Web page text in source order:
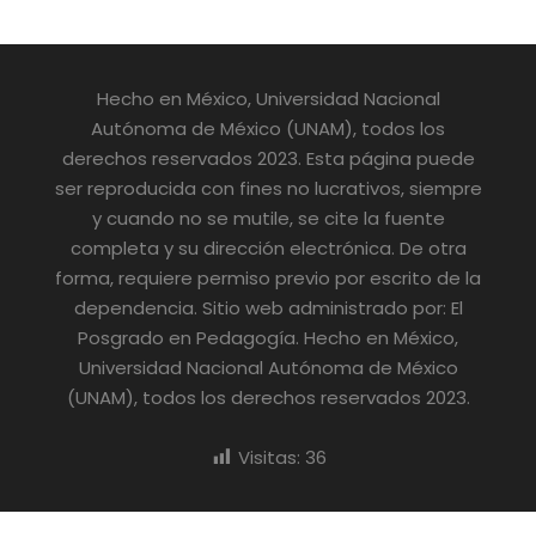
Hecho en México, Universidad Nacional
Autónoma de México (UNAM), todos los
derechos reservados 2023. Esta página puede
ser reproducida con fines no lucrativos, siempre
y cuando no se mutile, se cite la fuente
completa y su dirección electrónica. De otra
forma, requiere permiso previo por escrito de la
dependencia. Sitio web administrado por: El
Posgrado en Pedagogía. Hecho en México,
Universidad Nacional Autónoma de México
(UNAM), todos los derechos reservados 2023.
Visitas: 36